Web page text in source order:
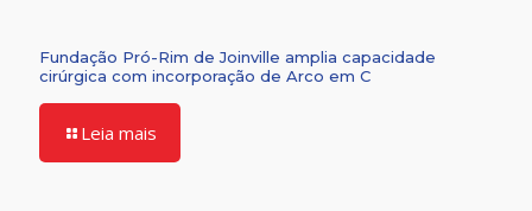
Fundação Pró-Rim de Joinville amplia capacidade
cirúrgica com incorporação de Arco em C
Leia mais